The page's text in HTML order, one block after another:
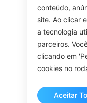
conteúdo,
site. Ao clicar
a tecnologia
parceiros.
clicando em
cookies no
Aceitar